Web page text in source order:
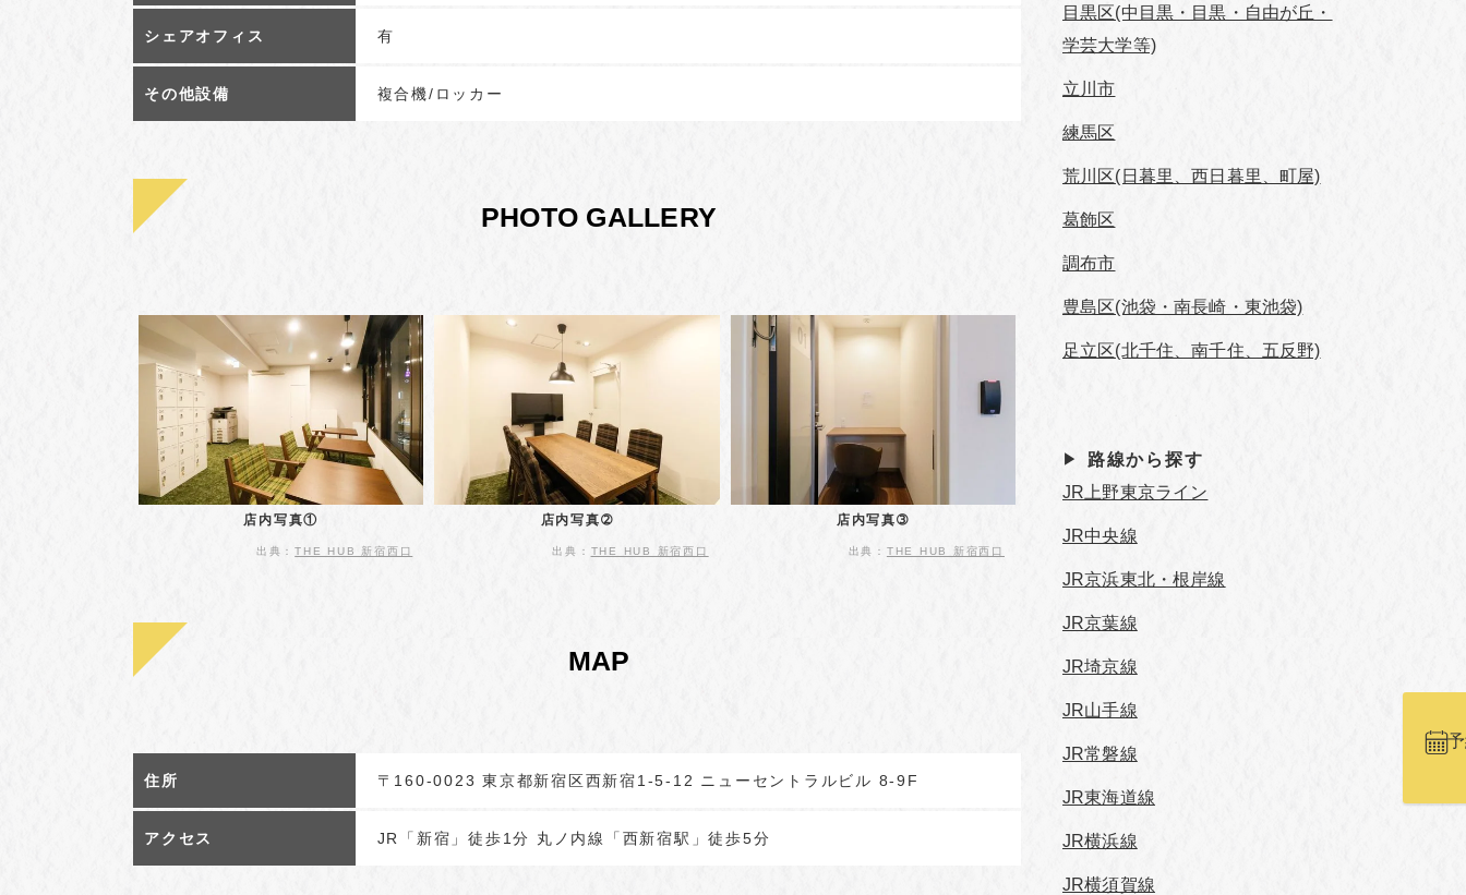
シェアオフィス 有
その他設備 複合機/ロッカー
PHOTO GALLERY
店内写真①
出典：THE HUB 新宿西口
店内写真➁
出典： THE HUB 新宿西口
店内写真➂
出典： THE HUB 新宿西口
MAP
住所 〒160-0023 東京都新宿区西新宿1-5-12 ニューセントラルビル 8-9F
アクセス JR「新宿」徒歩1分 丸ノ内線「西新宿駅」徒歩5分
目黒区(中目黒・目黒・自由が丘・
学芸⼤学等)
立川市
練馬区
荒川区(日暮里、西日暮里、町屋)
葛飾区
調布市
豊島区(池袋・南長崎・東池袋)
足立区(北千住、南千住、五反野)
路線から探す
JR上野東京ライン
JR中央線
JR京浜東北・根岸線
JR京葉線
JR埼京線
JR山手線
JR常磐線
JR東海道線
JR横浜線
JR横須賀線